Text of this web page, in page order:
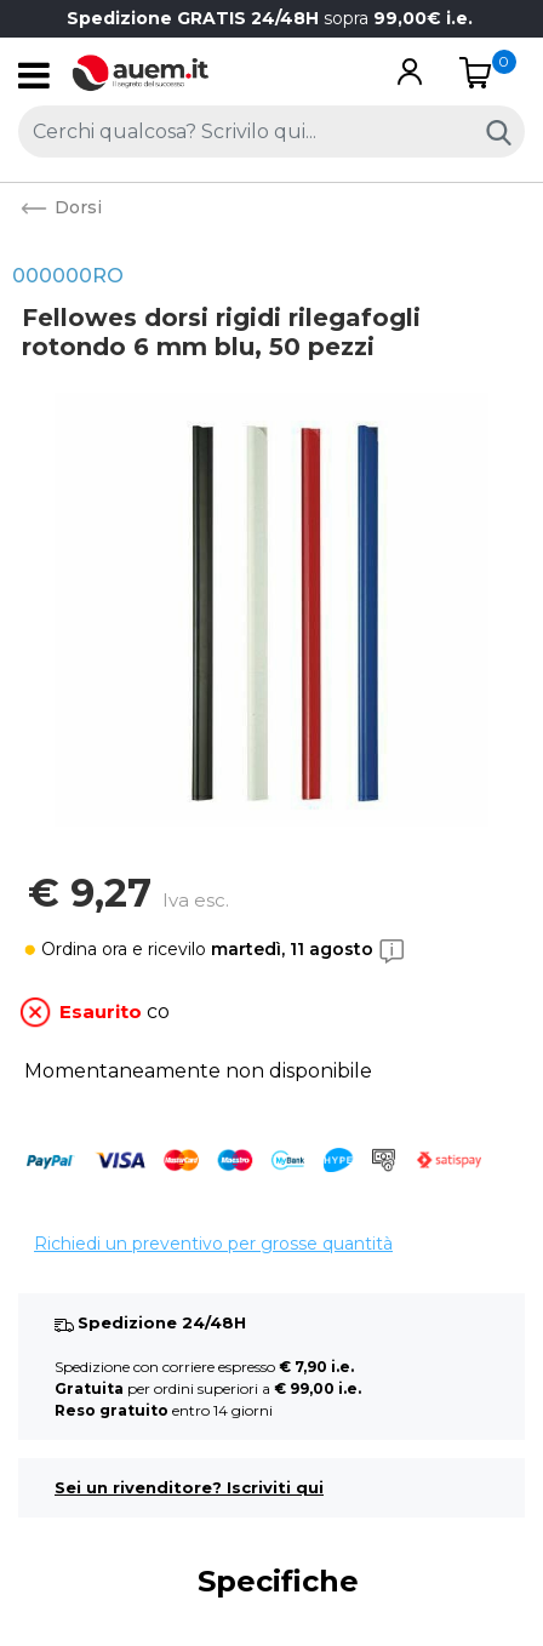
Spedizione GRATIS 24/48H sopra 99,00€ i.e.
Open
0
Dorsi
000000RO
Fellowes dorsi rigidi rilegafogli
rotondo 6 mm blu, 50 pezzi
€ 9,27 Iva esc.
Ordina ora e ricevilo martedì, 11 agosto
Esaurito co
Momentaneamente non disponibile
Richiedi un preventivo per grosse quantità
Spedizione 24/48H
Spedizione con corriere espresso € 7,90 i.e.
Gratuita per ordini superiori a € 99,00 i.e.
Reso gratuito entro 14 giorni
Sei un rivenditore? Iscriviti qui
Specifiche